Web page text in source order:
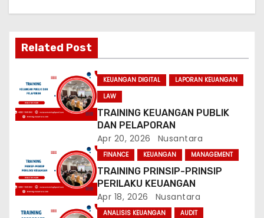
v
i
g
a
o
n
Related Post
KEUANGAN DIGITAL
LAPORAN KEUANGAN
LAW
TRAINING KEUANGAN PUBLIK
DAN PELAPORAN
Apr 20, 2026 Nusantara
FINANCE KEUANGAN MANAGEMENT
TRAINING PRINSIP-PRINSIP
PERILAKU KEUANGAN
Apr 18, 2026 Nusantara
ANALISIS KEUANGAN
AUDIT